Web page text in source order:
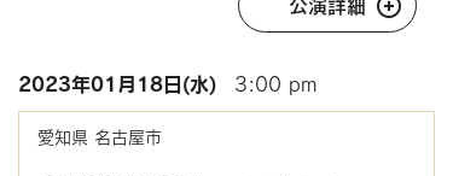
公演詳細
2023年01月18日(水) 3:00 pm
愛知県 名古屋市